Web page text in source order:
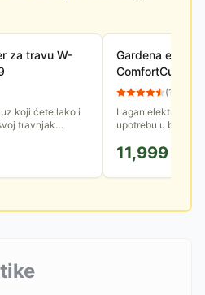
za travu W-
koji ćete lako i
travnjak
Gardena
ComfortCut
20
(123
Lagan električni
upotrebu u bilo
drške. Idealan za
11,999